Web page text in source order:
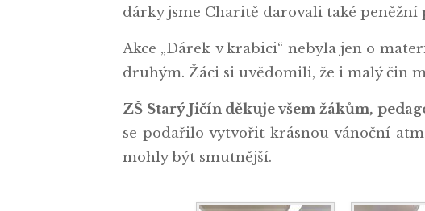
dárky jsme Charitě darovali také peněžní
Akce „Dárek v krabici“ nebyla jen o
druhým. Žáci si uvědomili, že i malý čin
ZŠ Starý Jičín děkuje všem žákům,
se podařilo vytvořit krásnou vánoční
mohly být smutnější.